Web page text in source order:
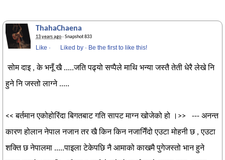
ThahaChaena
13 years ago· Snapshot 833
Like · Liked by · Be the first to like this!
सोम दाइ , के भनूँ खै .....जति पढ्यो सप्पैले माथि भन्या जस्तै तेती धेरै लेखे नि
हुने नि जस्तो लाग्ने .....
<< बर्तमान एकोहोरिंदा बिगतबाट गति सापट माग्न खोजेको हो ।>> --- अनन्त
कारण होलान नेपाल नजान तर खै किन किन नजानिँदो एउटा मोहनी छ , एउटा
शक्ति छ नेपालमा .....पाइला टेकेपछि नै आमाको काखमै पुगेजस्तो भान हुने